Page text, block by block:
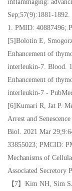
inflammaging:
Sep;57(9):1881-
1. PMID: 40887496;
[5]Bolotin E,
Enhancement of
interleukin-7. Blood.
Enhancement of
interleukin-7 -
[6]Kumari R, Jat P.
Arrest and
Biol. 2021 Mar
33855023; PMCID:
Mechanisms of
Associated Secretory
【7】Kim NH, Sim